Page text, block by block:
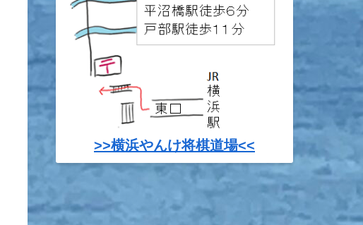
>>横浜やんけ将棋道場<<